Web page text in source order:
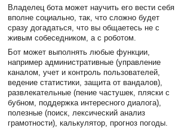
Владелец бота может научить его вести себя
вполне социально, так, что сложно будет
сразу догадаться, что вы общаетесь не с
живым собеседником, а с роботом.
Бот может выполнять любые функции,
например административные (управление
каналом, учет и контроль пользователей,
ведение статистики, защита от вандалов),
развлекательные (пение частушек, пляски с
бубном, поддержка интересного диалога),
полезные (поиск, лексический анализ
грамотности), калькулятор, прогноз погоды.